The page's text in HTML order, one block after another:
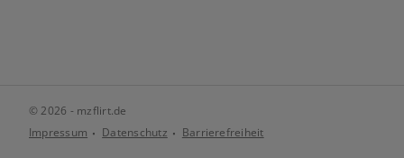
© 2026 - mzflirt.de
Impressum
Datenschutz Barrierefreiheit